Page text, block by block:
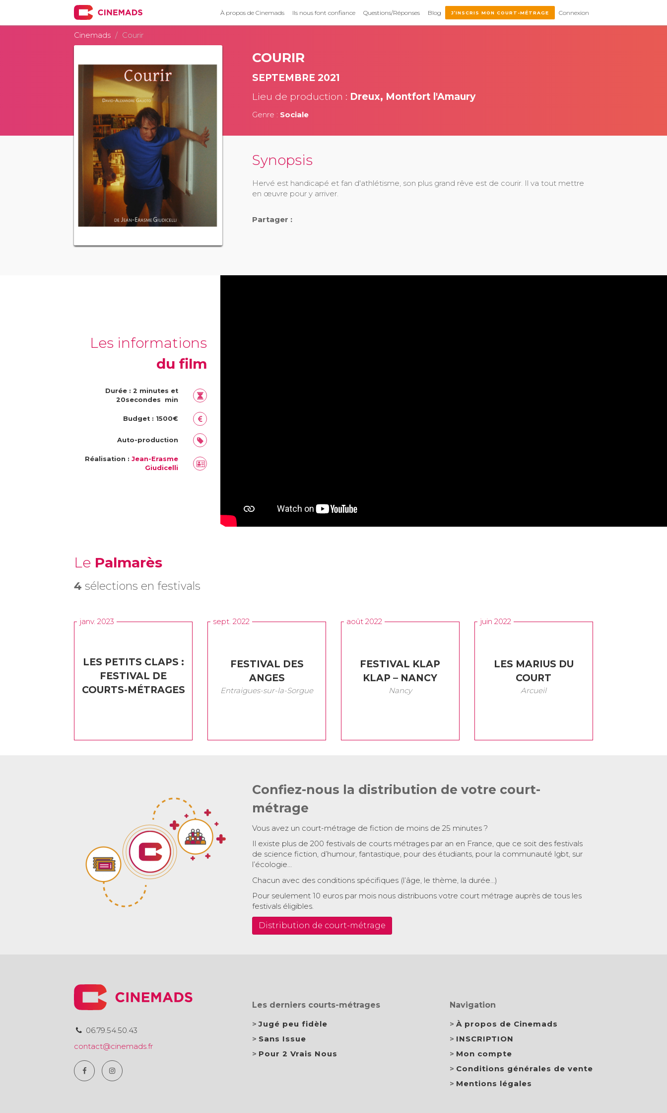
À propos de Cinemads Ils nous font confiance Questions/Réponses Blog J’INSCRIS MON COURT-MÉTRAGE Connexion
Cinemads Courir
COURIR
SEPTEMBRE 2021
Lieu de production : Dreux, Montfort l'Amaury
Genre : Sociale
Synopsis
Hervé est handicapé et fan d'athlétisme, son plus grand rêve est de courir. Il va tout mettre
en œuvre pour y arriver.
Partager :
Les informations
du film
Durée : 2 minutes et
20secondes min
Budget : 1500€
Auto-production
Réalisation :Jean-Erasme
Giudicelli
Le Palmarès
4 sélections en festivals
janv. 2023
LES PETITS CLAPS :
FESTIVAL DE
COURTS-MÉTRAGES
sept. 2022
FESTIVAL DES
ANGES
Entraigues-sur-la-Sorgue
août 2022
FESTIVAL KLAP
KLAP – NANCY
Nancy
juin 2022
LES MARIUS DU
COURT
Arcueil
Confiez-nous la distribution de votre court-
métrage
Vous avez un court-métrage de fiction de moins de 25 minutes ?
Il existe plus de 200 festivals de courts métrages par an en France, que ce soit des festivals
de science fiction, d’humour, fantastique, pour des étudiants, pour la communauté lgbt, sur
l’écologie…
Chacun avec des conditions spécifiques (l’âge, le thème, la durée…)
Pour seulement 10 euros par mois nous distribuons votre court métrage auprès de tous les
festivals éligibles.
Distribution de court-métrage
06.79.54.50.43
contact@cinemads.fr
Les derniers courts-métrages
Jugé peu fidèle
Sans Issue
Pour 2 Vrais Nous
Navigation
À propos de Cinemads
INSCRIPTION
Mon compte
Conditions générales de vente
Mentions légales